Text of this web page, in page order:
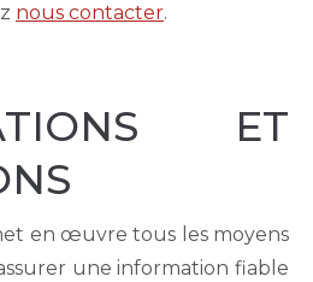
nous contacter.
ET
en œuvre tous les moyens
une information fiable